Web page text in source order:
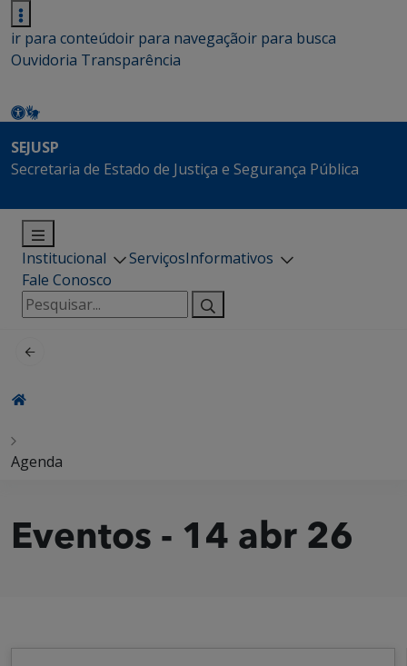
ir para conteúdoir para navegaçãoir para busca
Ouvidoria Transparência
SEJUSP
Secretaria de Estado de Justiça e Segurança Pública
Institucional ServiçosInformativos
Fale Conosco
Pesquisar
por:
Agenda
Eventos - 14 abr 26